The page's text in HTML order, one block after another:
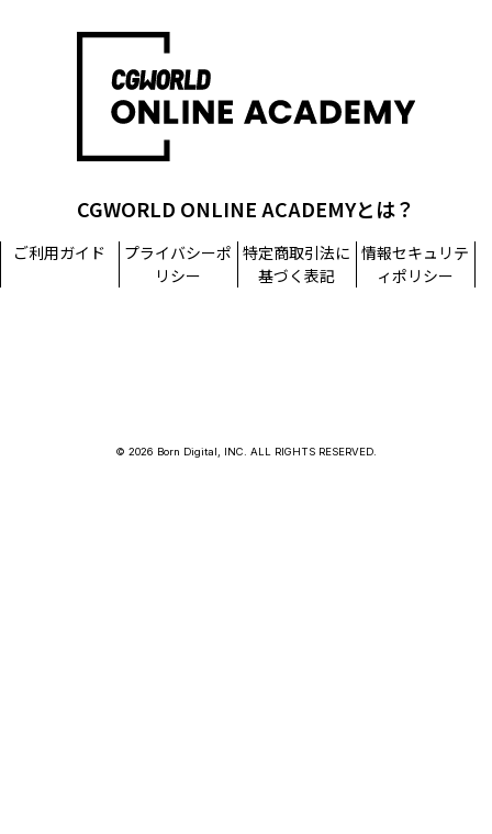
CGWORLD ONLINE ACADEMYとは？
ご利用ガイド
プライバシーポ
リシー
特定商取引法に
基づく表記
情報セキュリテ
ィポリシー
© 2026 Born Digital, INC. ALL RIGHTS RESERVED.